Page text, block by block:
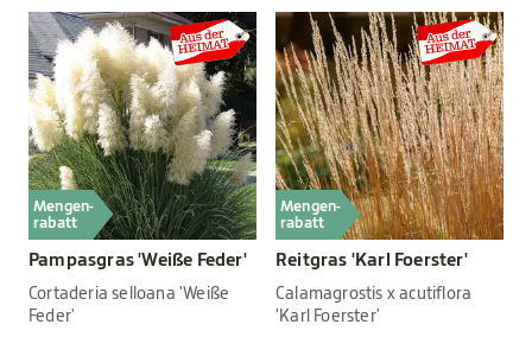
Mengen-
rabatt
Pampasgras 'Weiße Feder'
Cortaderia selloana 'Weiße
Feder'
Mengen-
rabatt
Reitgras 'Karl Foerster'
Calamagrostis x acutiflora
'Karl Foerster'